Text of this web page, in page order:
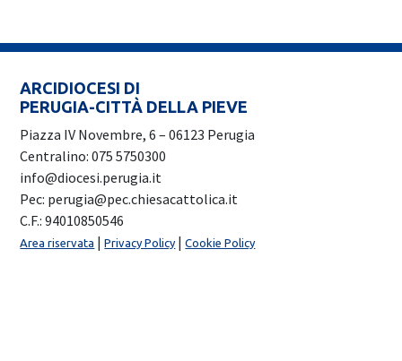
ARCIDIOCESI DI
PERUGIA-CITTÀ DELLA PIEVE
Piazza IV Novembre, 6 – 06123 Perugia
Centralino: 075 5750300
info@diocesi.perugia.it
Pec: perugia@pec.chiesacattolica.it
C.F.: 94010850546
Area riservata |Privacy Policy |Cookie Policy